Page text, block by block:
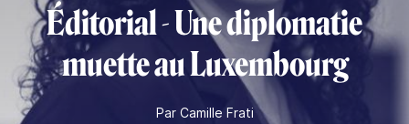
Éditorial - Une diplomatie
muette au Luxembourg
Par Camille Frati